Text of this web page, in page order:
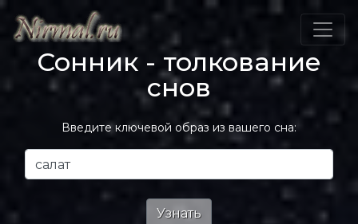
Сонник - толкование
снов
Введите ключевой образ из вашего сна: